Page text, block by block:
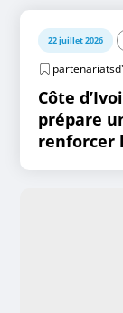
22 juillet 2026
Côte
prépare
renforcer